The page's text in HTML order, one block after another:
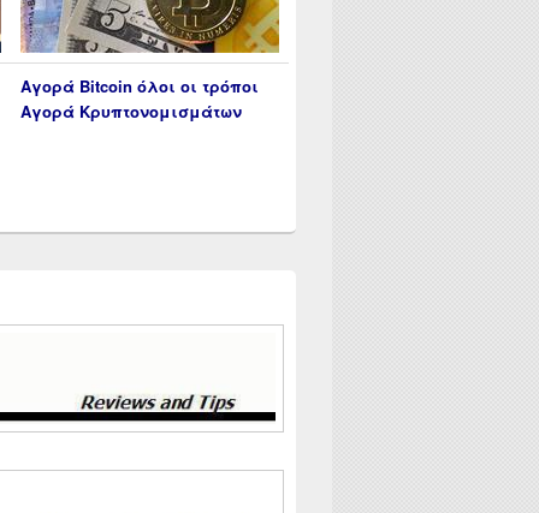
Αγορά Bitcoin όλοι οι τρόποι
Αγορά Κρυπτονομισμάτων